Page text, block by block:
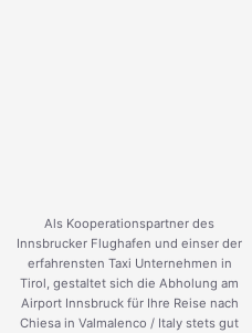
Als Kooperationspartner des
Innsbrucker Flughafen und einser der
erfahrensten Taxi Unternehmen in
Tirol, gestaltet sich die Abholung am
Airport Innsbruck für Ihre Reise nach
Chiesa in Valmalenco / Italy stets gut